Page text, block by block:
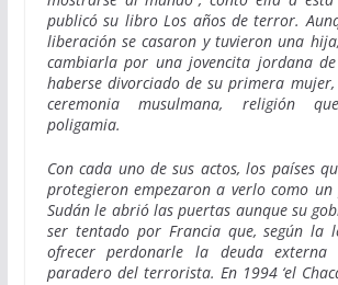
publicó su libro Los años de terror.
liberación se casaron y tuvieron una
cambiarla por una jovencita jordana
haberse divorciado de su primera mujer,
ceremonia musulmana, religión
poligamia.
Con cada uno de sus actos, los países
protegieron empezaron a verlo como un
Sudán le abrió las puertas aunque su
ser tentado por Francia que, según la
ofrecer perdonarle la deuda
paradero del terrorista. En 1994 ‘el